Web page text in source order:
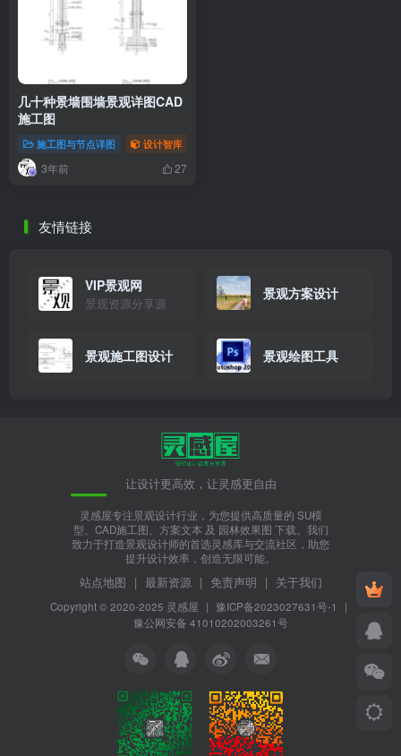
几十种景墙围墙景观详图CAD
施工图
施工图与节点详图 设计智库
3年前 27
友情链接
VIP景观网
景观资源分享源
景观方案设计
景观施工图设计 景观绘图工具
让设计更高效，让灵感更自由
灵感屋专注景观设计行业，为您提供高质量的 SU模
型、CAD施工图、方案文本 及 园林效果图 下载。我们
致力于打造景观设计师的首选灵感库与交流社区，助您
提升设计效率，创造无限可能。
站点地图 | 最新资源 | 免责声明 | 关于我们
Copyright © 2020-2025 灵感屋 | 豫ICP备2023027631号-1
|
豫公网安备 41010202003261号